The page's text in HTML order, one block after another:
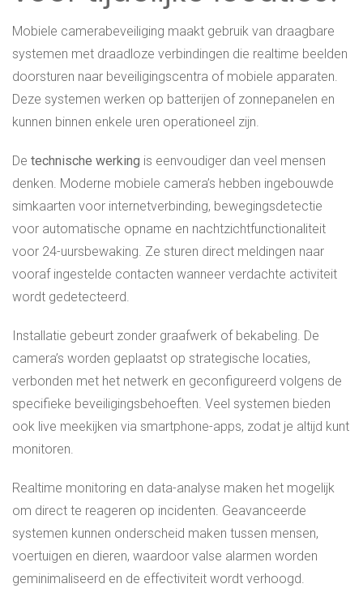
Mobiele camerabeveiliging maakt gebruik van draagbare
systemen met draadloze verbindingen die realtime beelden
doorsturen naar beveiligingscentra of mobiele apparaten.
Deze systemen werken op batterijen of zonnepanelen en
kunnen binnen enkele uren operationeel zijn.
De technische werking is eenvoudiger dan veel mensen
denken. Moderne mobiele camera’s hebben ingebouwde
simkaarten voor internetverbinding, bewegingsdetectie
voor automatische opname en nachtzichtfunctionaliteit
voor 24-uursbewaking. Ze sturen direct meldingen naar
vooraf ingestelde contacten wanneer verdachte activiteit
wordt gedetecteerd.
Installatie gebeurt zonder graafwerk of bekabeling. De
camera’s worden geplaatst op strategische locaties,
verbonden met het netwerk en geconfigureerd volgens de
specifieke beveiligingsbehoeften. Veel systemen bieden
ook live meekijken via smartphone-apps, zodat je altijd kunt
monitoren.
Realtime monitoring en data-analyse maken het mogelijk
om direct te reageren op incidenten. Geavanceerde
systemen kunnen onderscheid maken tussen mensen,
voertuigen en dieren, waardoor valse alarmen worden
geminimaliseerd en de effectiviteit wordt verhoogd.